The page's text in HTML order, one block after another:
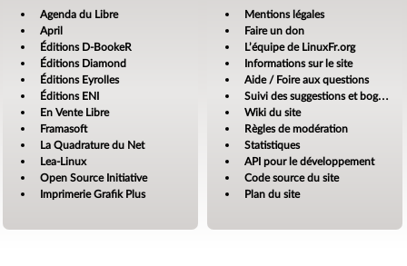
Agenda du Libre
April
Éditions D-BookeR
Éditions Diamond
Éditions Eyrolles
Éditions ENI
En Vente Libre
Framasoft
La Quadrature du Net
Lea-Linux
Open Source Initiative
Imprimerie Grafik Plus
Mentions légales
Faire un don
L’équipe de LinuxFr.org
Informations sur le site
Aide / Foire aux questions
Suivi des suggestions et bogues
Wiki du site
Règles de modération
Statistiques
API pour le développement
Code source du site
Plan du site